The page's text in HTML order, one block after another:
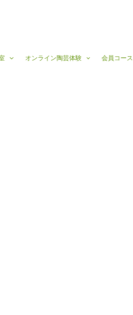
オンライン陶芸体験 会員コース